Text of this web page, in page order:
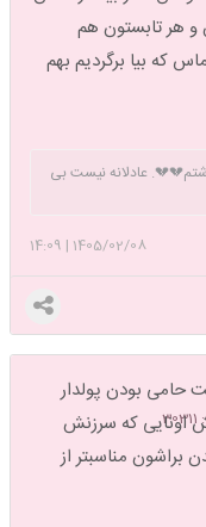
هر تابستون هم
که بیا برگردیم بهم
عادلانه نیست بی
1405/02/08
|
14:09
حامی بودن پولدار
که سرزنش
براشون مناسبتر از